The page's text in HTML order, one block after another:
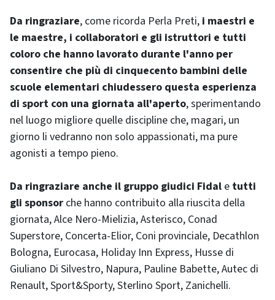
Da ringraziare, come ricorda Perla Preti, i maestri e
le maestre, i collaboratori e gli istruttori e tutti
coloro che hanno lavorato durante l'anno per
consentire che più di cinquecento bambini delle
scuole elementari chiudessero questa esperienza
di sport con una giornata all'aperto, sperimentando
nel luogo migliore quelle discipline che, magari, un
giorno li vedranno non solo appassionati, ma pure
agonisti a tempo pieno.
Da ringraziare anche il gruppo giudici Fidal e tutti
gli sponsor che hanno contribuito alla riuscita della
giornata, Alce Nero-Mielizia, Asterisco, Conad
Superstore, Concerta-Elior, Coni provinciale, Decathlon
Bologna, Eurocasa, Holiday Inn Express, Husse di
Giuliano Di Silvestro, Napura, Pauline Babette, Autec di
Renault, Sport&Sporty, Sterlino Sport, Zanichelli.